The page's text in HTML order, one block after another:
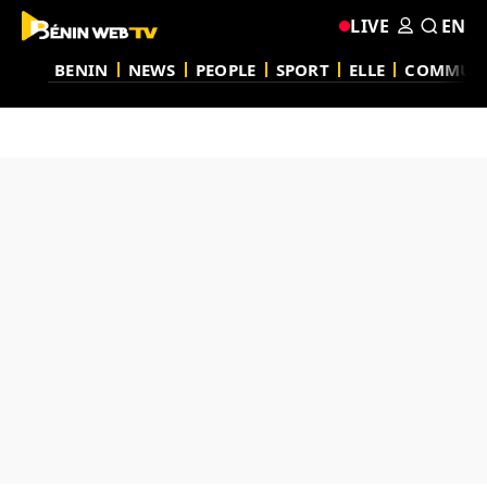
BENIN NEWS PEOPLE SPORT ELLE
LIVE EN